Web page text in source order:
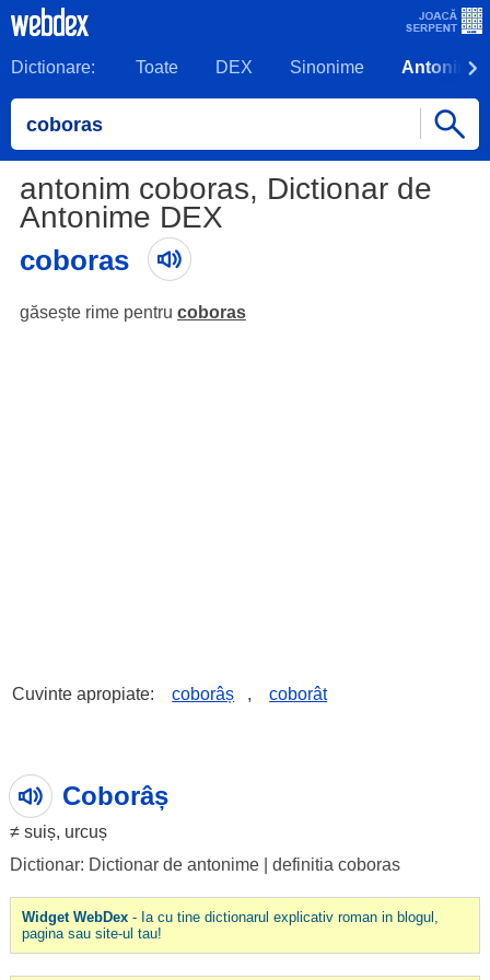
Dictionare: Toate DEX Sinonime Antonime
antonim coboras, Dictionar de
Antonime DEX
coboras
găsește rime pentru coboras
Cuvinte apropiate: coborâș , coborât
Coborâș
≠ suiș, urcuș
Dictionar: Dictionar de antonime| definitia coboras
Widget WebDex- Ia cu tine dictionarul explicativ roman in blogul,
pagina sau site-ul tau!